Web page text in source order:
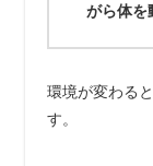
がら体を
環境が変わる
す。